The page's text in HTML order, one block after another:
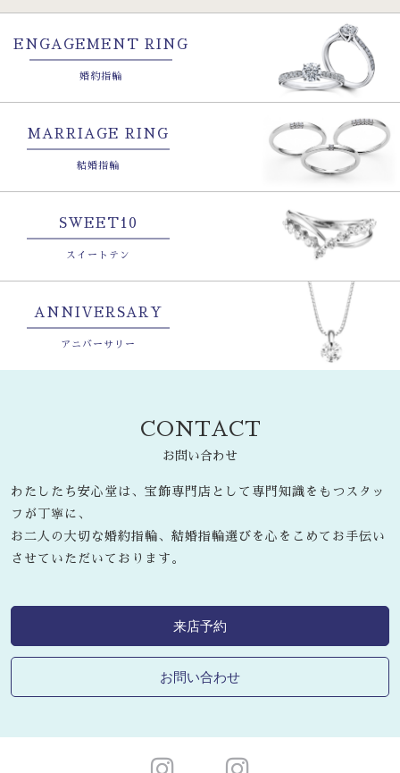
ENGAGEMENT RING
婚約指輪
MARRIAGE RING
結婚指輪
SWEET10
スイートテン
ANNIVERSARY
アニバーサリー
CONTACT
お問い合わせ
わたしたち安心堂は、宝飾専門店として専門知識をもつスタッ
フが丁寧に、
お二人の大切な婚約指輪、結婚指輪選びを心をこめてお手伝い
させていただいております。
来店予約
お問い合わせ